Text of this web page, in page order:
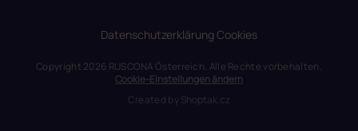
DatenschutzerklärungCookies
Copyright 2026 RUSCONA Österreich. Alle Rechte vorbehalten.
Cookie-Einstellungen ändern
Created byShoptak.cz